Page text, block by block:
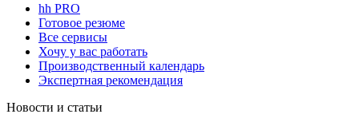
hh PRO
Готовое резюме
Все сервисы
Хочу у вас работать
Производственный календарь
Экспертная рекомендация
Новости и статьи